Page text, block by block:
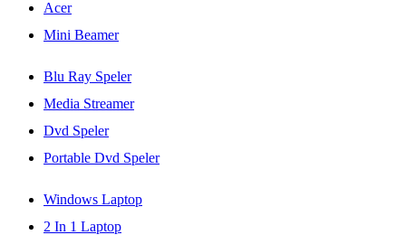
Acer
Mini Beamer
Blu Ray Speler
Media Streamer
Dvd Speler
Portable Dvd Speler
Windows Laptop
2 In 1 Laptop